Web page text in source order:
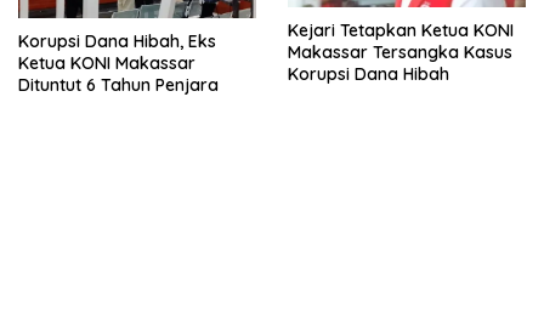
Korupsi Dana Hibah, Eks
Ketua KONI Makassar
Dituntut 6 Tahun Penjara
Kejari Tetapkan Ketua KONI
Makassar Tersangka Kasus
Korupsi Dana Hibah